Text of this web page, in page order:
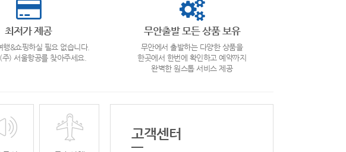
최저가 제공
행&쇼핑하실 필요 없습니다.
주) 서울항공를 찾아주세요.
무안출발 모든 상품 보유
무안에서 출발하는 다양한 상품을
한곳에서 한번에 확인하고 예약까지
완벽한 원스톱 서비스 제공
고객센터